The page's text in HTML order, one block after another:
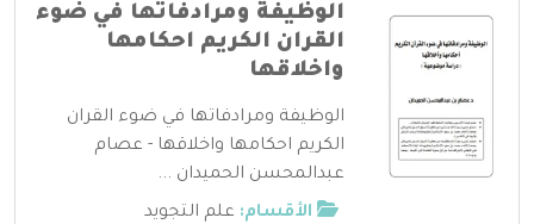
الوظيفة ومرادفاتها في ضوء
القران الكريم احكامها
واخلاقها
الوظيفة ومرادفاتها في ضوء القران
الكريم احكامها واخلاقها - عصام
عبدالمحسن الحميدان ...
الأقسام: علم التجويد